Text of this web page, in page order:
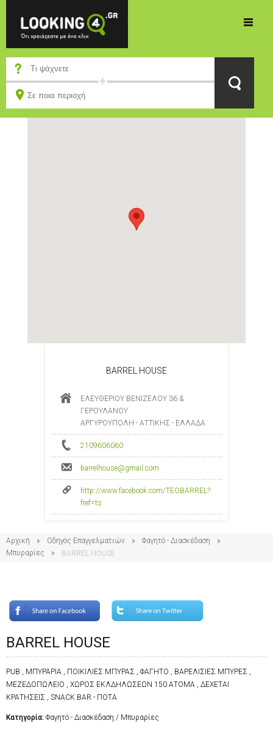
BARREL HOUSE
ΕΛΕΥΘΕΡΙΟΥ ΒΕΝΙΖΕΛΟΥ 36 &
ΓΕΡΟΥΛΑΝΟΥ
ΑΡΓΥΡΟΥΠΟΛΗ - ΑΤΤΙΚΗΣ - ΕΛΛΑΔΑ
2109606060
barrelhouse@gmail.com
http://www.facebook.com/TEOBARREL?
fref=ts
Αρχική Οδηγός Επαγγελματιών
Φαγητό - Διασκέδαση
Μπυραρίες
BARREL HOUSE
BARREL HOUSE
PUB , ΜΠΥΡΑΡΙΑ , ΠΟΙΚΙΛΙΕΣ ΜΠΥΡΑΣ , ΦΑΓΗΤΟ , ΒΑΡΕΛΙΣΙΕΣ ΜΠΥΡΕΣ ,
ΜΕΖΕΔΟΠΩΛΕΙΟ , ΧΩΡΟΣ ΕΚΛΔΗΛΩΣΕΩΝ 150 ΑΤΟΜΑ , ΔΕΧΕΤΑΙ
ΚΡΑΤΗΣΕΙΣ , SNACK BAR - ΠΟΤΑ
Κατηγορία: Φαγητό - Διασκέδαση / Μπυραρίες